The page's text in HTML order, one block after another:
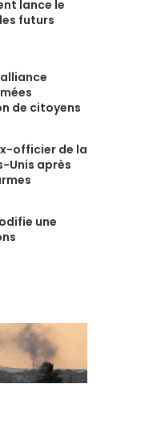
lance le
futurs
de citoyens
officier de la
Unis après
une